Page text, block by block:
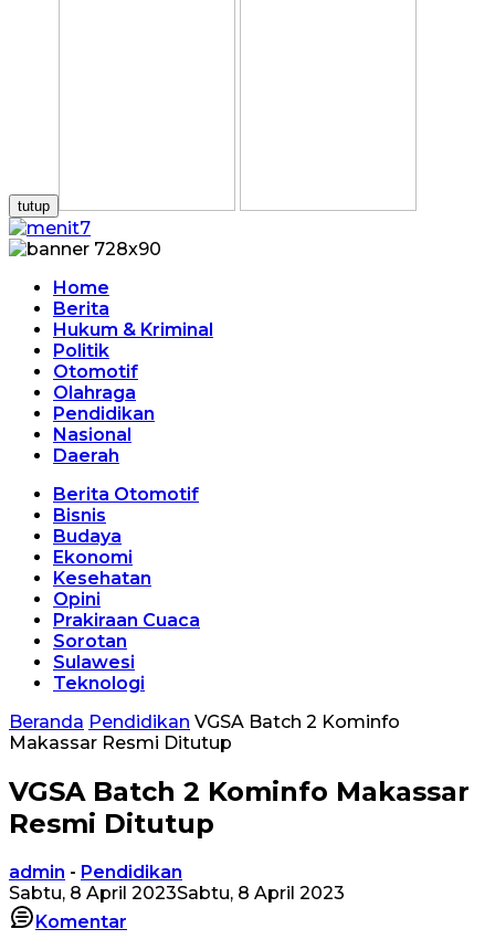
tutup
Home
Berita
Hukum & Kriminal
Politik
Otomotif
Olahraga
Pendidikan
Nasional
Daerah
Berita Otomotif
Bisnis
Budaya
Ekonomi
Kesehatan
Opini
Prakiraan Cuaca
Sorotan
Sulawesi
Teknologi
Beranda Pendidikan VGSA Batch 2 Kominfo
Makassar Resmi Ditutup
VGSA Batch 2 Kominfo Makassar
Resmi Ditutup
admin - Pendidikan
Sabtu, 8 April 2023Sabtu, 8 April 2023
Komentar